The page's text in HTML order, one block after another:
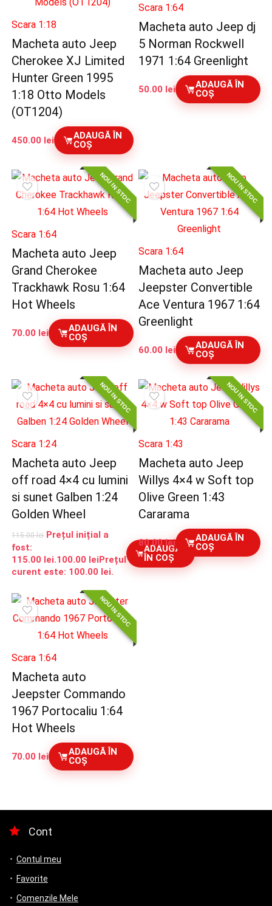
Scara 1:18
Macheta auto Jeep
Cherokee XJ Limited
Hunter Green 1995
1:18 Otto Models
(OT1204)
450.00 lei
ADAUGĂ ÎN
COȘ
Scara 1:64
Macheta auto Jeep dj
5 Norman Rockwell
1971 1:64 Greenlight
50.00 lei
ADAUGĂ ÎN
COȘ
NOU IN STOC
Scara 1:64
Macheta auto Jeep
Grand Cherokee
Trackhawk Rosu 1:64
Hot Wheels
70.00 lei
ADAUGĂ ÎN
COȘ
NOU IN STOC
Scara 1:64
Macheta auto Jeep
Jeepster Convertible
Ace Ventura 1967 1:64
Greenlight
60.00 lei
ADAUGĂ ÎN
COȘ
NOU IN STOC
Scara 1:24
Macheta auto Jeep
off road 4×4 cu lumini
si sunet Galben 1:24
Golden Wheel
115.00lei Prețul inițial a
fost:
115.00 lei.100.00 leiPrețul
curent este: 100.00 lei.
ADAUGĂ
ÎN COȘ
NOU IN STOC
Scara 1:43
Macheta auto Jeep
Willys 4×4 w Soft top
Olive Green 1:43
Cararama
80.00lei
ADAUGĂ ÎN
COȘ
NOU IN STOC
Scara 1:64
Macheta auto
Jeepster Commando
1967 Portocaliu 1:64
Hot Wheels
70.00 lei
ADAUGĂ ÎN
COȘ
Cont
Contul meu
Favorite
Comenzile Mele